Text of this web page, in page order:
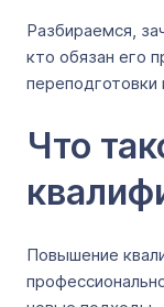
Разбираемся,
кто обязан его
переподготовки
Что
Повышение